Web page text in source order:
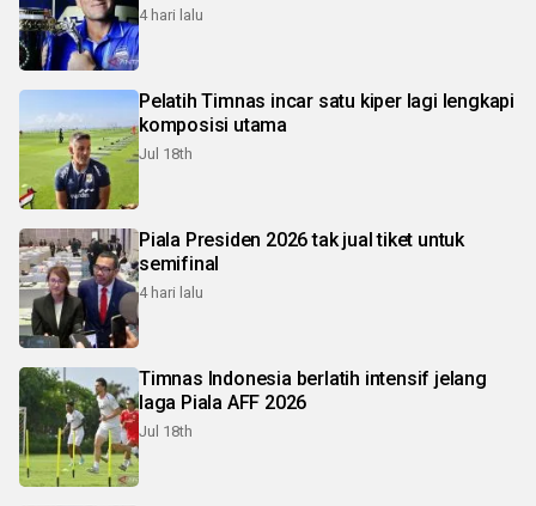
4 hari lalu
Pelatih Timnas incar satu kiper lagi lengkapi
komposisi utama
Jul 18th
Piala Presiden 2026 tak jual tiket untuk
semifinal
4 hari lalu
Timnas Indonesia berlatih intensif jelang
laga Piala AFF 2026
Jul 18th